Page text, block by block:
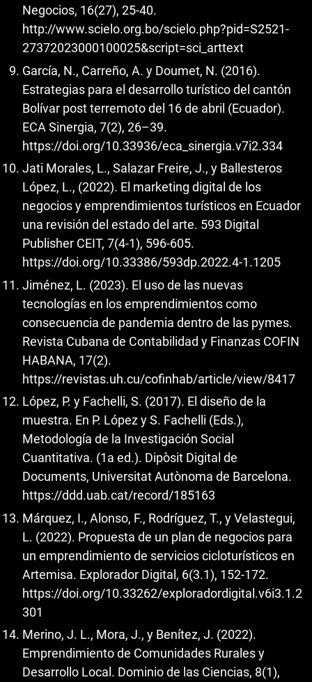
Negocios, 16(27), 25-40.
http://www.scielo.org.bo/scielo.php?pid=S2521-
27372023000100025&script=sci_arttext
García, N., Carreño, A. y Doumet, N. (2016).
Estrategias para el desarrollo turístico del cantón
Bolívar post terremoto del 16 de abril (Ecuador).
ECA Sinergia, 7(2), 26–39.
https://doi.org/10.33936/eca_sinergia.v7i2.334
Jati Morales, L., Salazar Freire, J., y Ballesteros
López, L., (2022). El marketing digital de los
negocios y emprendimientos turísticos en Ecuador
una revisión del estado del arte. 593 Digital
Publisher CEIT, 7(4-1), 596-605.
https://doi.org/10.33386/593dp.2022.4-1.1205
Jiménez, L. (2023). El uso de las nuevas
tecnologías en los emprendimientos como
consecuencia de pandemia dentro de las pymes.
Revista Cubana de Contabilidad y Finanzas COFIN
HABANA, 17(2).
https://revistas.uh.cu/cofinhab/article/view/8417
López, P. y Fachelli, S. (2017). El diseño de la
muestra. En P. López y S. Fachelli (Eds.),
Metodología de la Investigación Social
Cuantitativa. (1a ed.). Dipòsit Digital de
Documents, Universitat Autònoma de Barcelona.
https://ddd.uab.cat/record/185163
Márquez, I., Alonso, F., Rodríguez, T., y Velastegui,
L. (2022). Propuesta de un plan de negocios para
un emprendimiento de servicios cicloturísticos en
Artemisa. Explorador Digital, 6(3.1), 152-172.
https://doi.org/10.33262/exploradordigital.v6i3.1.2
301
Merino, J. L., Mora, J., y Benítez, J. (2022).
Emprendimiento de Comunidades Rurales y
Desarrollo Local. Dominio de las Ciencias, 8(1),